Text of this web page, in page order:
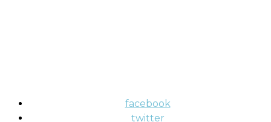
facebook
twitter